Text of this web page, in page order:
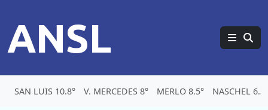
ANSL
SAN LUIS 10.8° V. MERCEDES 8° MERLO 8.5° NASCHEL 6.3°